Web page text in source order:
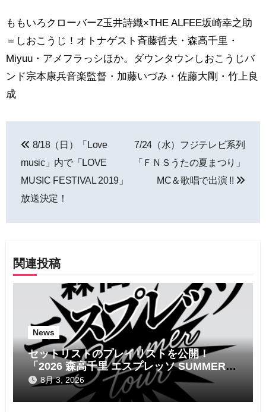
ももいろクローバーZ玉井詩織×THE ALFEE坂崎幸之助
＝しおこうじ！オトナゲスト斉藤哲夫・森高千里・
Miyuu・アメフラっシほか。ダウンタウンしおこうじバ
ンド宗本康兵音楽監督・加藤いづみ・佐藤大剛・竹上良
成
稿
ナ
ビ
ゲ
ー
シ
8/18（日）「Love
music」内で「LOVE
MUSIC FESTIVAL 2019」
放送決定！
7/24（水）フジテレビ系列
「ＦＮＳうたの夏まつり」
MC＆歌唱で出演 !!
関連投稿
News
セットリストのプレイリストを公開！
「2026 森高千里 エスプレッソ SUMMER
tour」
8月 3, 2026